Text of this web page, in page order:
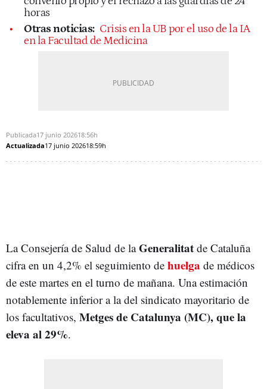
horas
Otras noticias: Crisis en la UB por el uso de la IA
en la Facultad de Medicina
Publicada17 junio 202618:56h
Actualizada17 junio 202618:59h
La Consejería de Salud de laGeneralitat de Cataluña
cifra en un 4,2% el seguimiento de huelga de médicos
de este martes en el turno de mañana. Una estimación
notablemente inferior a la del sindicato mayoritario de
los facultativos, Metges de Catalunya (MC), que la
eleva al 29%.